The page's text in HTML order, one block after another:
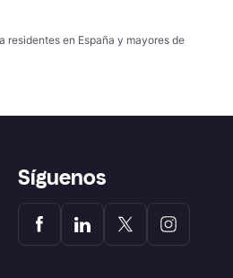
residentes en España y mayores de
Síguenos